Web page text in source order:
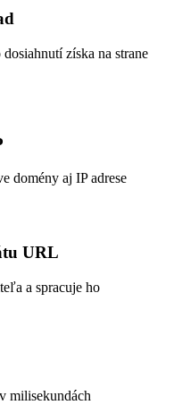
získa na strane
domény aj IP adrese
URL
a spracuje ho
milisekundách